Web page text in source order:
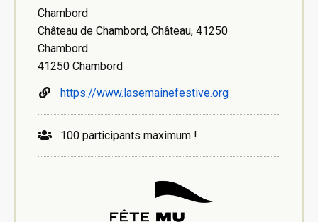
Chambord
Château de Chambord, Château, 41250
Chambord
41250 Chambord
https://www.lasemainefestive.org
100 participants maximum !